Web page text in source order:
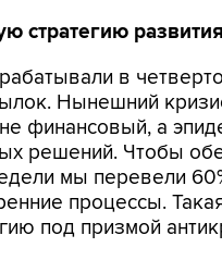
стратегию
в
Нынешний
финансовый, а
решений. Чтобы
мы перевели
процессы.
под призмой